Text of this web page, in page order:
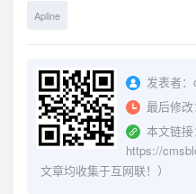
Apline
发表者：
最后修改：
本文链接：
https://
文章均收集于互网联！）